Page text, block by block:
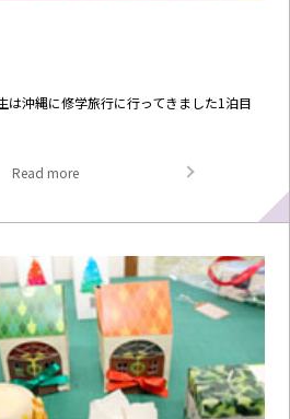
は沖縄に修学旅行に行ってきました1泊目
Read more